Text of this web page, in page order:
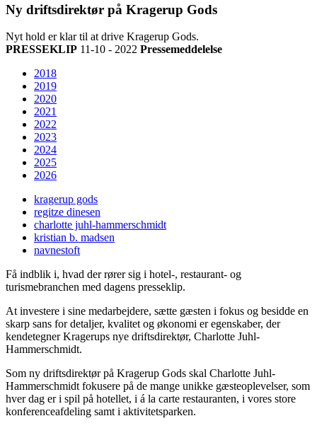
Ny driftsdirektør på Kragerup Gods
Nyt hold er klar til at drive Kragerup Gods.
PRESSEKLIP 11-10 - 2022 Pressemeddelelse
2018
2019
2020
2021
2022
2023
2024
2025
2026
kragerup gods
regitze dinesen
charlotte juhl-hammerschmidt
kristian b. madsen
navnestoft
Få indblik i, hvad der rører sig i hotel-, restaurant- og
turismebranchen med dagens presseklip.
At investere i sine medarbejdere, sætte gæsten i fokus og besidde en
skarp sans for detaljer, kvalitet og økonomi er egenskaber, der
kendetegner Kragerups nye driftsdirektør, Charlotte Juhl-
Hammerschmidt.
Som ny driftsdirektør på Kragerup Gods skal Charlotte Juhl-
Hammerschmidt fokusere på de mange unikke gæsteoplevelser, som
hver dag er i spil på hotellet, i á la carte restauranten, i vores store
konferenceafdeling samt i aktivitetsparken.